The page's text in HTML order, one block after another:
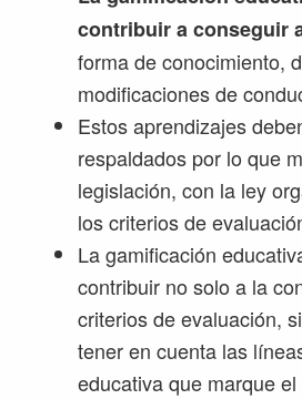
contribuir a conseguir
forma de conocimiento,
modificaciones de
Estos aprendizajes
respaldados por lo que
legislación, con la ley
los criterios de
La gamificación
contribuir no solo a la
criterios de evaluación,
tener en cuenta las
educativa que marque